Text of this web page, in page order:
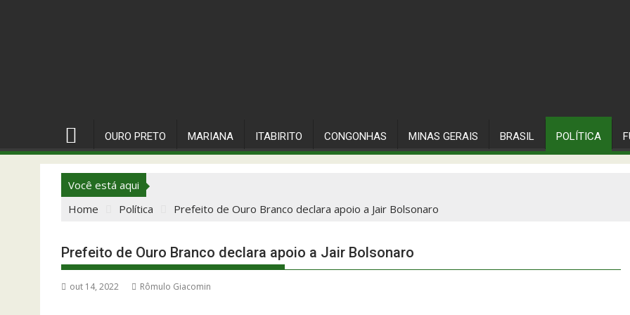
OURO PRETO MARIANA ITABIRITO CONGONHAS MINAS GERAIS BRASIL POLÍTICA
Você está aqui
Home
Política Prefeito de Ouro Branco declara apoio a Jair Bolsonaro
Prefeito de Ouro Branco declara apoio a Jair Bolsonaro
out 14, 2022 Rômulo Giacomin